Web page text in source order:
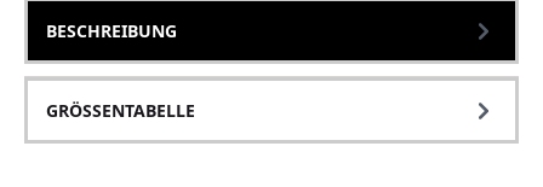
BESCHREIBUNG
GRÖSSENTABELLE